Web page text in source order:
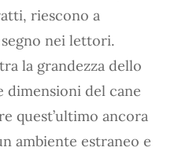
riescono a
nei lettori.
la grandezza dello
dimensioni del cane
quest’ultimo ancora
ambiente estraneo e